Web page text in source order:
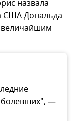
назвала
США Дональда
—